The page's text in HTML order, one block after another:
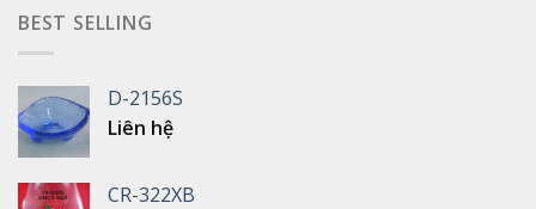
BEST SELLING
D-2156S
Liên hệ
CR-322XB